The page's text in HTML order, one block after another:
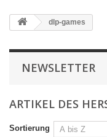
dlp-games
NEWSLETTER
ARTIKEL DES
Sortierung